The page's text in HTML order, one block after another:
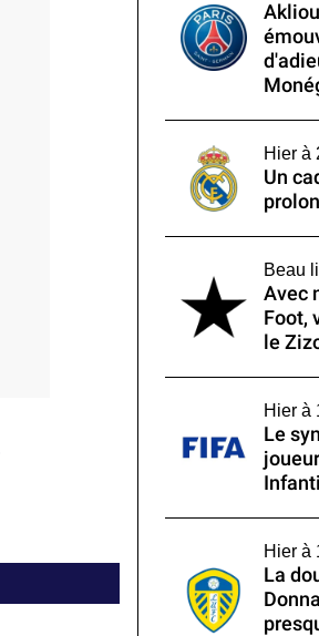
Hier à
Un
Beau
Avec
Foot,
le
Hier à
Le
Hier à
La